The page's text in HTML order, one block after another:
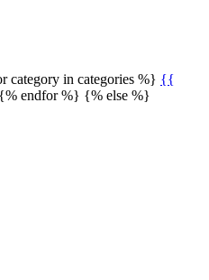
category in categories %} {{
{% endfor %} {% else %}